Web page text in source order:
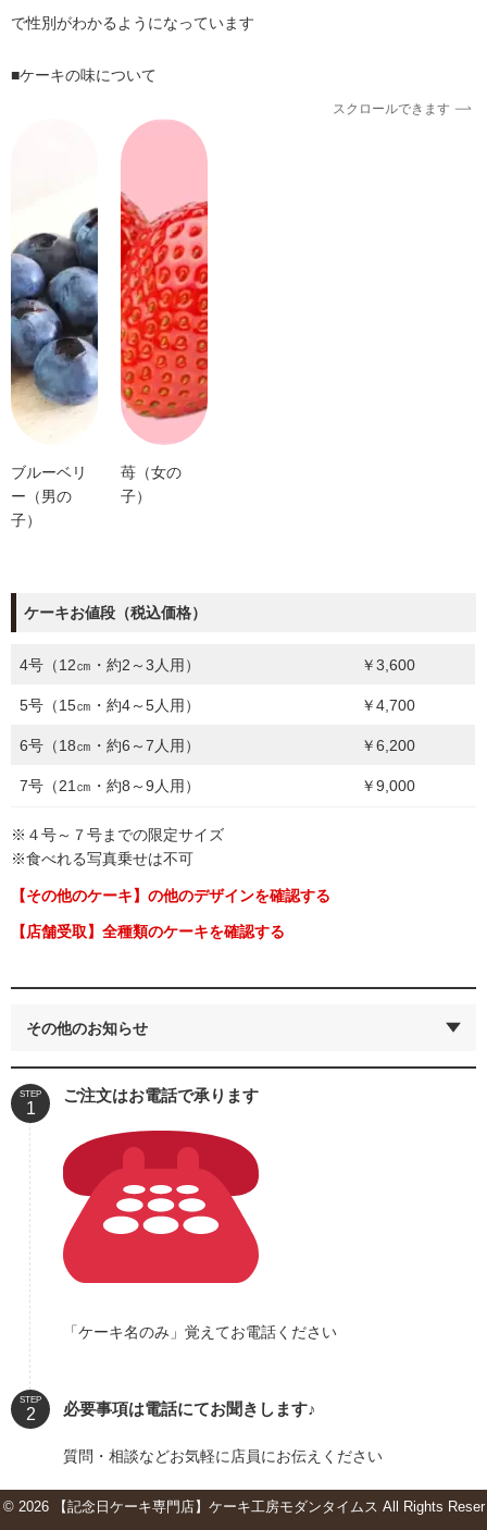
で性別がわかるようになっています
■ケーキの味について
スクロールできます
ブルーベリ
ー（男の
子）
苺（女の
子）
ケーキお値段（税込価格）
4号（12㎝・約2～3人用） ￥3,600
5号（15㎝・約4～5人用） ￥4,700
6号（18㎝・約6～7人用） ￥6,200
7号（21㎝・約8～9人用） ￥9,000
※４号～７号までの限定サイズ
※食べれる写真乗せは不可
【その他のケーキ】の他のデザインを確認する
【店舗受取】全種類のケーキを確認する
その他のお知らせ
STEP ご注文はお電話で承ります
「ケーキ名のみ」覚えてお電話ください
STEP 必要事項は電話にてお聞きします♪
質問・相談などお気軽に店員にお伝えください
© 2026 【記念日ケーキ専門店】ケーキ工房モダンタイムス All Rights Reser